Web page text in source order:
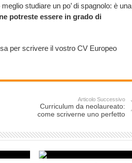
studiare un po’ di spagnolo: è una
potreste essere in grado di
per scrivere il vostro CV Europeo
Articolo Successivo
Curriculum da neolaureato:
come scriverne uno perfetto